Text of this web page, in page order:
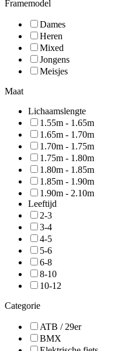
Framemodel
Dames
Heren
Mixed
Jongens
Meisjes
Maat
Lichaamslengte
1.55m - 1.65m
1.65m - 1.70m
1.70m - 1.75m
1.75m - 1.80m
1.80m - 1.85m
1.85m - 1.90m
1.90m - 2.10m
Leeftijd
2-3
3-4
4-5
5-6
6-8
8-10
10-12
Categorie
ATB / 29er
BMX